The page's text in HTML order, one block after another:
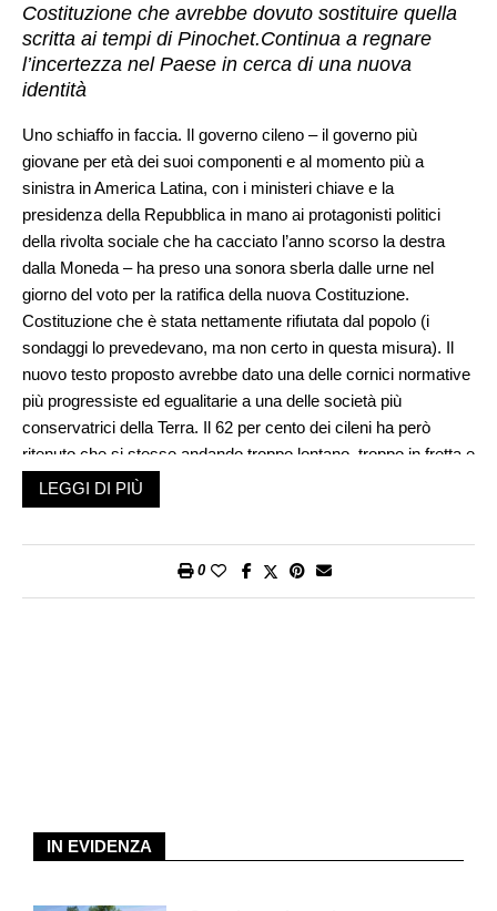
Costituzione che avrebbe dovuto sostituire quella
scritta ai tempi di Pinochet.Continua a regnare
l’incertezza nel Paese in cerca di una nuova
identità
Uno schiaffo in faccia. Il governo cileno – il governo più
giovane per età dei suoi componenti e al momento più a
sinistra in America Latina, con i ministeri chiave e la
presidenza della Repubblica in mano ai protagonisti politici
della rivolta sociale che ha cacciato l’anno scorso la destra
dalla Moneda – ha preso una sonora sberla dalle urne nel
giorno del voto per la ratifica della nuova Costituzione.
Costituzione che è stata nettamente rifiutata dal popolo (i
sondaggi lo prevedevano, ma non certo in questa misura). Il
nuovo testo proposto avrebbe dato una delle cornici normative
più progressiste ed egualitarie a una delle società più
conservatrici della Terra. Il 62 per cento dei cileni ha però
ritenuto che si stesse andando troppo lontano, troppo in fretta e
appunto ha detto «no».
aspettarsi dal voto sulla nuova Carta costituzionale un nuovo
mondo aperto e antirazzista, senza barriere di censo
LEGGI DI PIÙ
0
IN EVIDENZA